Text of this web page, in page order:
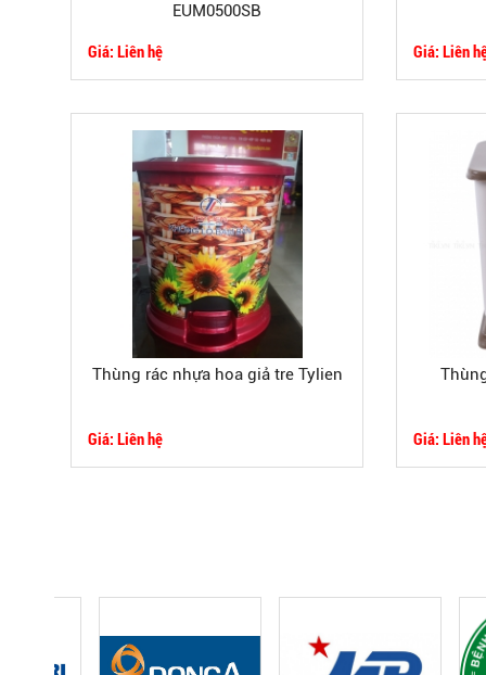
EUM0500SB
Giá: Liên hệ Giá: Liên
Thùng rác nhựa hoa giả tre Tylien
Giá: Liên hệ Giá: Liên